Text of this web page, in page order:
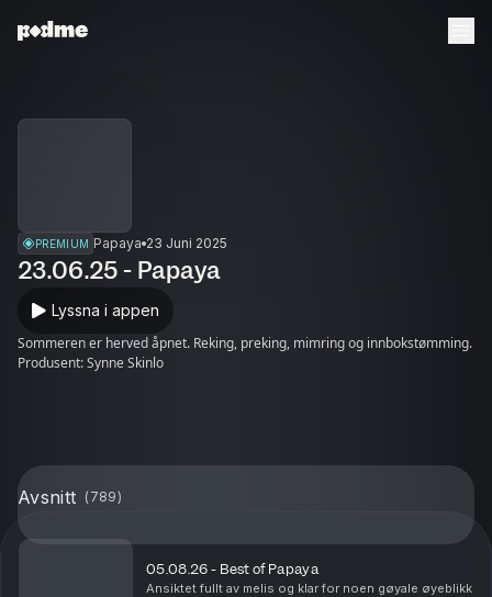
PREMIUM Papaya 23 Juni 2025
23.06.25 - Papaya
Lyssna i appen
Sommeren er herved åpnet. Reking, preking, mimring og innbokstømming.
Produsent: Synne Skinlo
Avsnitt ( 789)
05.08.26 - Best of Papaya
Ansiktet fullt av melis og klar for noen gøyale øyeblikk